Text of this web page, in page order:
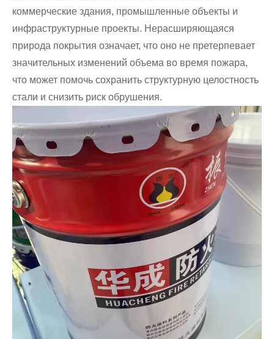
коммерческие здания, промышленные объекты и
инфраструктурные проекты. Нерасширяющаяся
природа покрытия означает, что оно не претерпевает
значительных изменений объема во время пожара,
что может помочь сохранить структурную целостность
стали и снизить риск обрушения.